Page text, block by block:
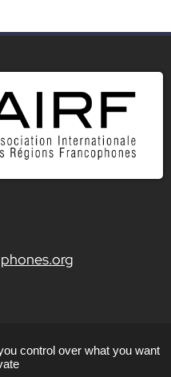
control over what you want